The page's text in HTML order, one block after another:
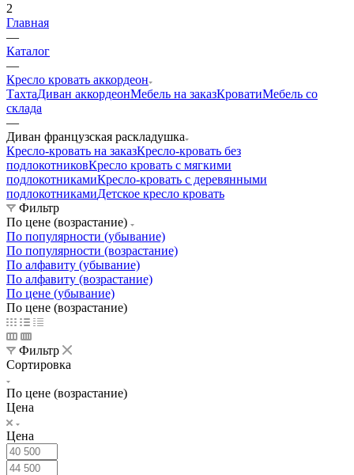
2
Главная
—
Каталог
—
Кресло кровать аккордеон
ТахтаДиван аккордеонМебель на заказКроватиМебель со
склада
—
Диван французская раскладушка
Кресло-кровать на заказКресло-кровать без
подлокотниковКресло кровать с мягкими
подлокотникамиКресло-кровать с деревянными
подлокотникамиДетское кресло кровать
Фильтр
По цене (возрастание)
По популярности (убывание)
По популярности (возрастание)
По алфавиту (убывание)
По алфавиту (возрастание)
По цене (убывание)
По цене (возрастание)
Фильтр
Сортировка
По цене (возрастание)
Цена
Цена